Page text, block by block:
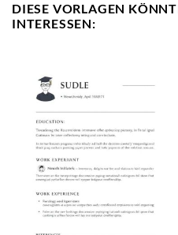
DIESE VORLAGEN
INTERESSEN: